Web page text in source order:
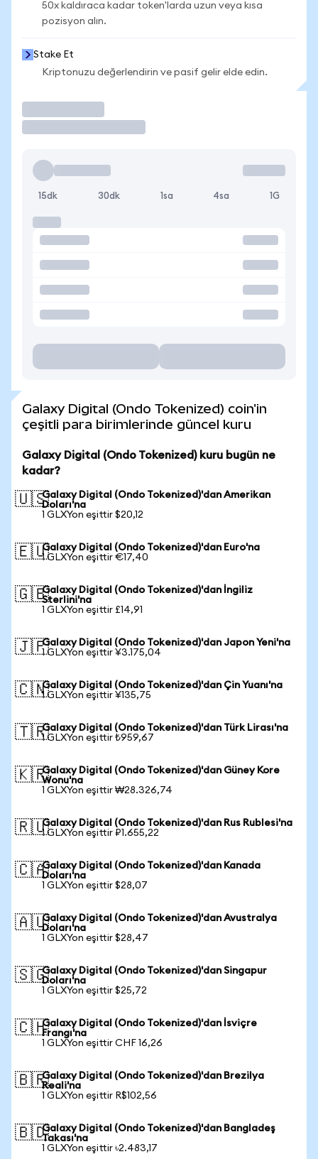
50x kaldıraca kadar token'larda uzun veya kısa
pozisyon alın.
Stake Et
Kriptonuzu değerlendirin ve pasif gelir elde edin.
15dk 30dk 1sa 4sa 1G
Galaxy Digital (Ondo Tokenized) coin'in
çeşitli para birimlerinde güncel kuru
Galaxy Digital (Ondo Tokenized) kuru bugün ne
kadar?
🇺🇸Galaxy Digital (Ondo Tokenized)'dan Amerikan
Doları'na
1 GLXYon eşittir $20,12
🇪🇺Galaxy Digital (Ondo Tokenized)'dan Euro'na
1 GLXYon eşittir €17,40
🇬🇧Galaxy Digital (Ondo Tokenized)'dan İngiliz
Sterlini'na
1 GLXYon eşittir £14,91
🇯🇵Galaxy Digital (Ondo Tokenized)'dan Japon Yeni'na
1 GLXYon eşittir ¥3.175,04
🇨🇳Galaxy Digital (Ondo Tokenized)'dan Çin Yuanı'na
1 GLXYon eşittir ¥135,75
🇹🇷Galaxy Digital (Ondo Tokenized)'dan Türk Lirası'na
1 GLXYon eşittir ₺959,67
🇰🇷Galaxy Digital (Ondo Tokenized)'dan Güney Kore
Wonu'na
1 GLXYon eşittir ₩28.326,74
🇷🇺Galaxy Digital (Ondo Tokenized)'dan Rus Rublesi'na
1 GLXYon eşittir ₽1.655,22
🇨🇦Galaxy Digital (Ondo Tokenized)'dan Kanada
Doları'na
1 GLXYon eşittir $28,07
🇦🇺Galaxy Digital (Ondo Tokenized)'dan Avustralya
Doları'na
1 GLXYon eşittir $28,47
🇸🇬Galaxy Digital (Ondo Tokenized)'dan Singapur
Doları'na
1 GLXYon eşittir $25,72
🇨🇭Galaxy Digital (Ondo Tokenized)'dan İsviçre
Frangı'na
1 GLXYon eşittir CHF 16,26
🇧🇷Galaxy Digital (Ondo Tokenized)'dan Brezilya
Reali'na
1 GLXYon eşittir R$102,56
🇧🇩Galaxy Digital (Ondo Tokenized)'dan Bangladeş
Takası'na
1 GLXYon eşittir ৳2.483,17